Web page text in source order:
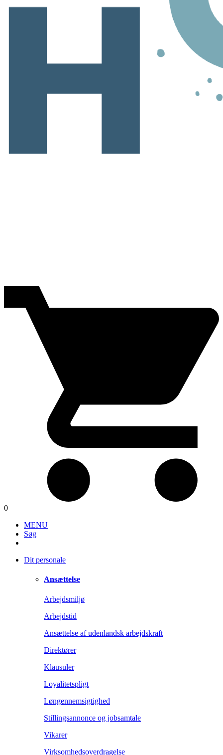
0
MENU
Søg
Dit personale
Ansættelse
Arbejdsmiljø
Arbejdstid
Ansættelse af udenlandsk arbejdskraft
Direktører
Klausuler
Loyalitetspligt
Løngennemsigtighed
Stillingsannonce og jobsamtale
Vikarer
Virksomhedsoverdragelse